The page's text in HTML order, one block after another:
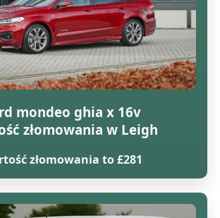
mondeo ghia x 16v
złomowania w Leigh
złomowania to £281